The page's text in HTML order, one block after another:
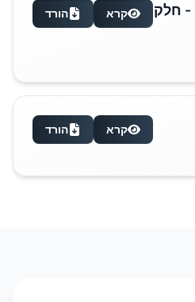
- חלק
קרא הורד
קרא הורד